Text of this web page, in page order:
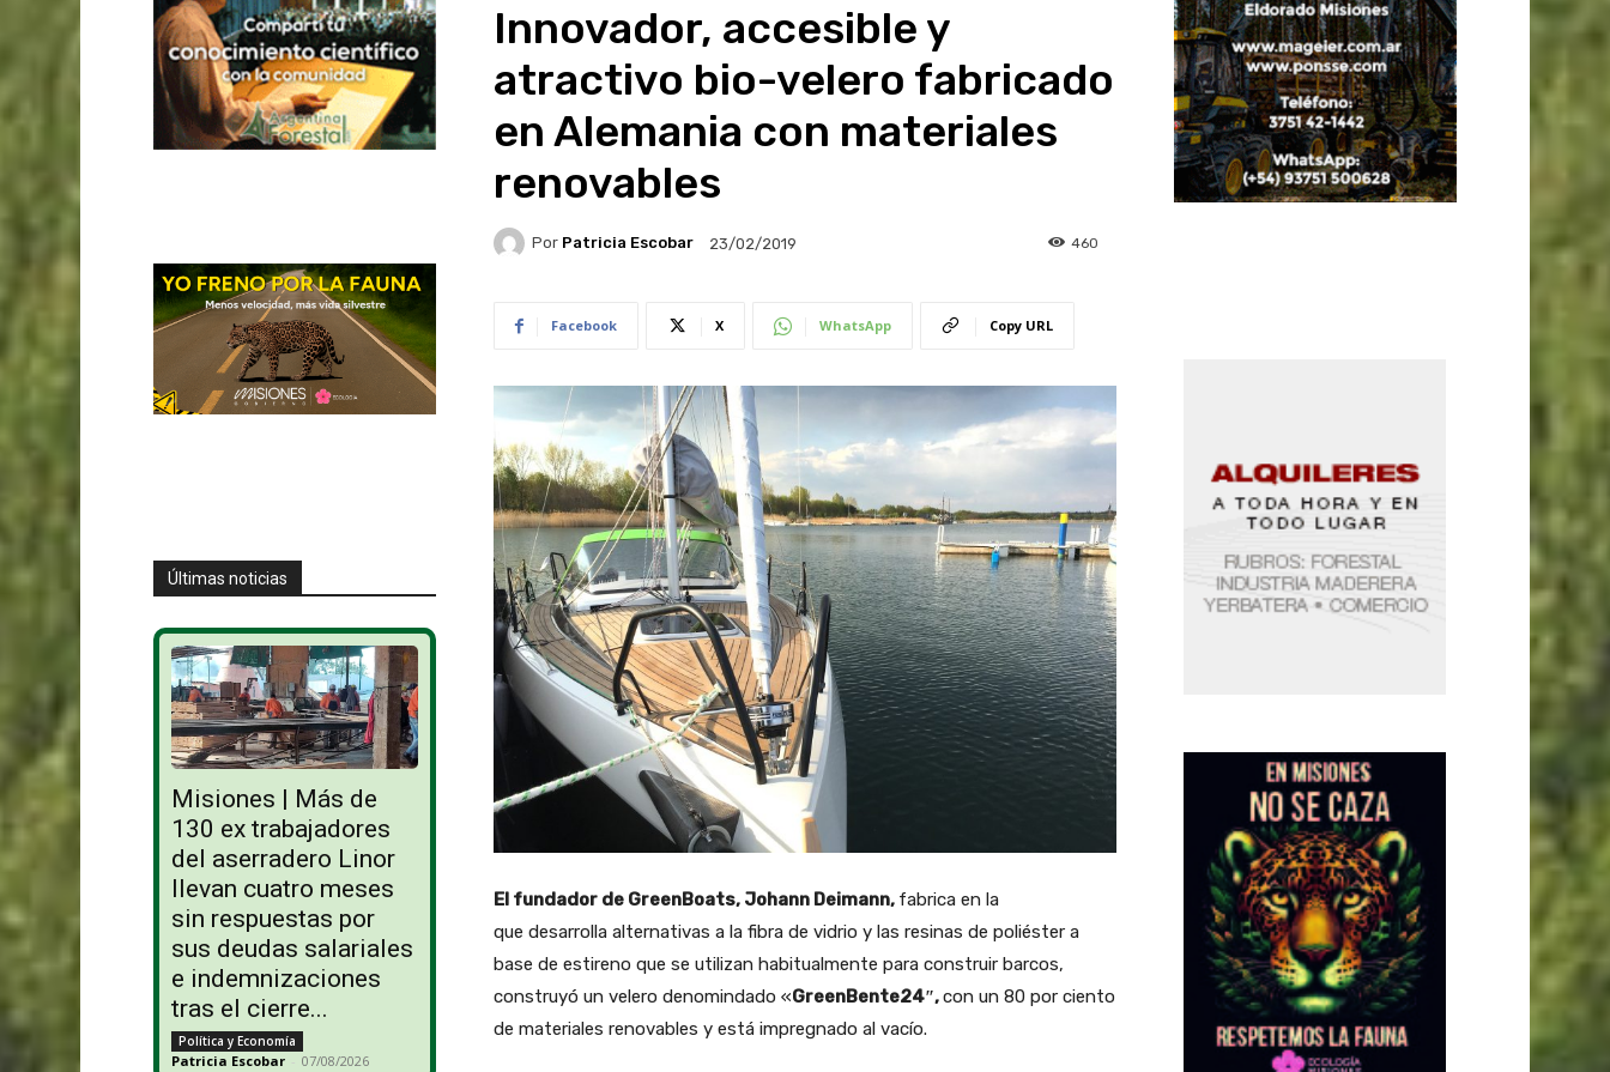
Últimas noticias
Misiones | Más de
130 ex trabajadores
del aserradero Linor
llevan cuatro meses
sin respuestas por
sus deudas salariales
e indemnizaciones
tras el cierre...
Política y Economía
Patricia Escobar - 07/08/2026
Innovador, accesible y
atractivo bio-velero fabricado
en Alemania con materiales
renovables
Por Patricia Escobar 23/02/2019 460
Facebook X WhatsApp Copy URL
El fundador de GreenBoats, Johann Deimann, fabrica en la
que desarrolla alternativas a la fibra de vidrio y las resinas de poliéster a
base de estireno que se utilizan habitualmente para construir barcos,
construyó un velero denomindado «GreenBente24″,con un 80 por ciento
de materiales renovables y está impregnado al vacío.